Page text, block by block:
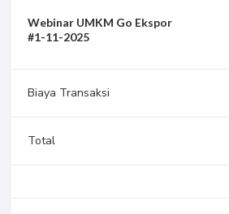
Webinar UMKM Go Ekspor
#1-11-2025
Biaya Transaksi
Total